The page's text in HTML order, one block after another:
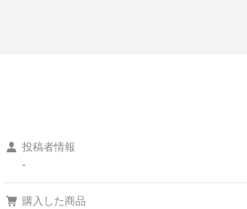
投稿者情報
-
購入した商品